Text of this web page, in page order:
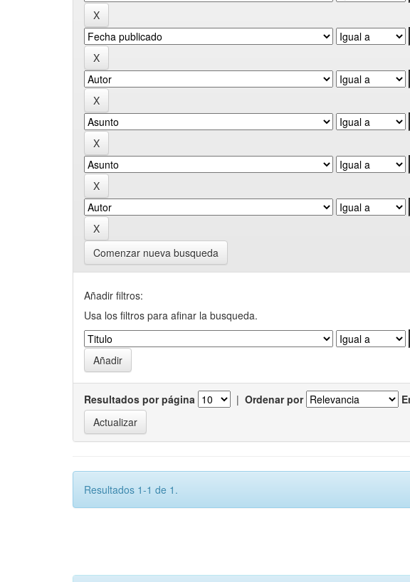
Comenzar nueva busqueda
Añadir filtros:
Usa los filtros para afinar la busqueda.
Resultados por página | Ordenar por
Resultados 1-1 de 1.